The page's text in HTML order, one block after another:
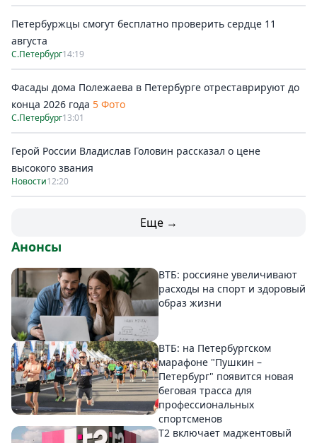
Петербуржцы смогут бесплатно проверить сердце 11
августа
С.Петербург14:19
Фасады дома Полежаева в Петербурге отреставрируют до
конца 2026 года 5 Фото
С.Петербург13:01
Герой России Владислав Головин рассказал о цене
высокого звания
Новости12:20
Еще →
Анонсы
ВТБ: россияне увеличивают
расходы на спорт и здоровый
образ жизни
ВТБ: на Петербургском
марафоне "Пушкин –
Петербург" появится новая
беговая трасса для
профессиональных
спортсменов
Т2 включает маджентовый